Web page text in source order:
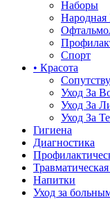
Наборы
Спорт
• Красота
Уход За
Уход За
Уход За
Гигиена
Диагностика
Напитки
Уход за